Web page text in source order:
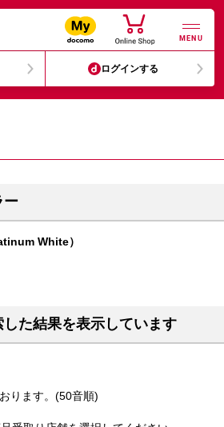
MENU
ログインする
ー
White）
た結果を表示しています
ります。(50音順)